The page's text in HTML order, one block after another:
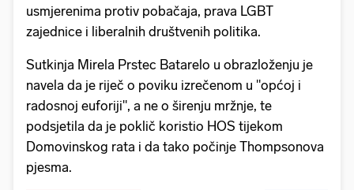
usmjerenima protiv pobačaja, prava LGBT
zajednice i liberalnih društvenih politika.
Sutkinja Mirela Prstec Batarelo u obrazloženju je
navela da je riječ o poviku izrečenom u "općoj i
radosnoj euforiji", a ne o širenju mržnje, te
podsjetila da je poklič koristio HOS tijekom
Domovinskog rata i da tako počinje Thompsonova
pjesma.